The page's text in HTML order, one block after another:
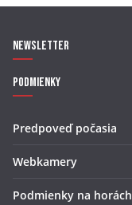
Newsletter
Podmienky
Predpoveď počasia
Webkamery
Podmienky na horách